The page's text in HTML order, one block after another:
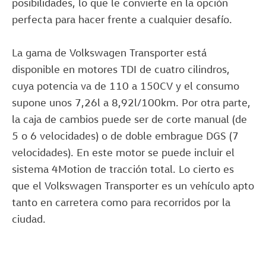
posibilidades, lo que le convierte en la opción
perfecta para hacer frente a cualquier desafío.
La gama de Volkswagen Transporter está
disponible en motores TDI de cuatro cilindros,
cuya potencia va de 110 a 150CV y el consumo
supone unos 7,26l a 8,92l/100km. Por otra parte,
la caja de cambios puede ser de corte manual (de
5 o 6 velocidades) o de doble embrague DGS (7
velocidades). En este motor se puede incluir el
sistema 4Motion de tracción total. Lo cierto es
que el Volkswagen Transporter es un vehículo apto
tanto en carretera como para recorridos por la
ciudad.